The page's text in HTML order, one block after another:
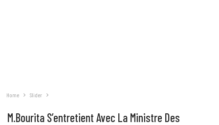
Home Slider
M.Bourita S’entretient Avec La Ministre Des